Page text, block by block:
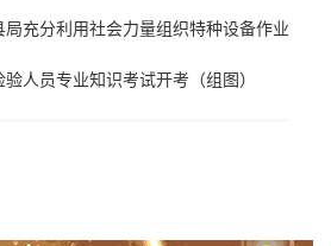
充分利用社会力量组织特种设备作业
人员专业知识考试开考（组图）